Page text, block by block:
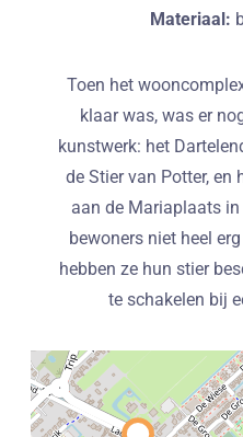
Materiaal:
Toen het
klaar was, was er
kunstwerk: het
de Stier van Potter, en
aan de Mariaplaats in
bewoners niet heel
hebben ze hun stier
te schakelen bij